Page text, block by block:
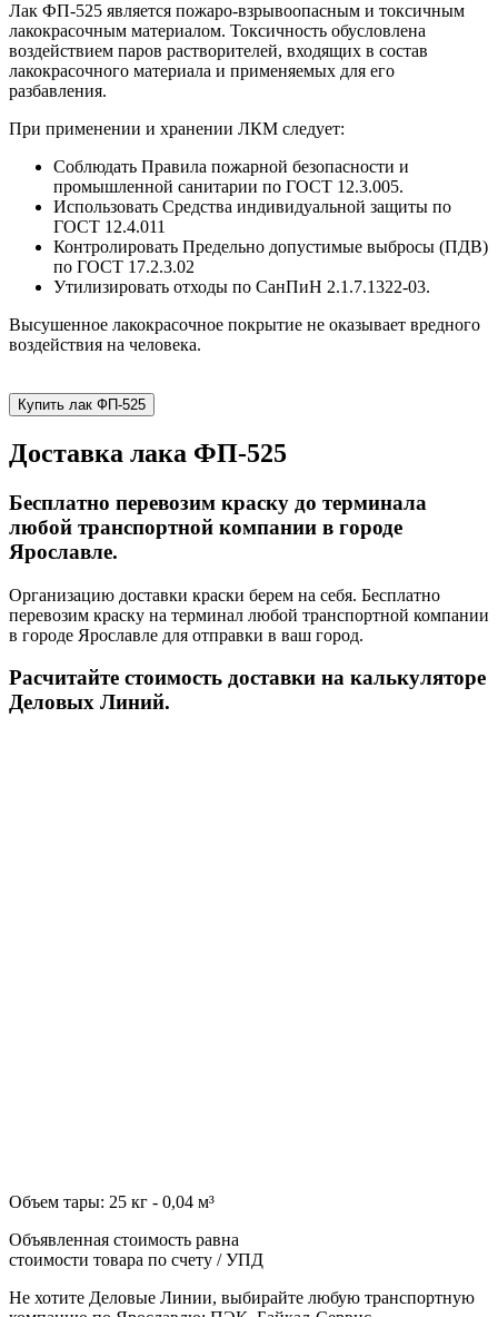
Лак ФП-525 является пожаро-взрывоопасным и токсичным
лакокрасочным материалом. Токсичность обусловлена
воздействием паров растворителей, входящих в состав
лакокрасочного материала и применяемых для его
разбавления.
При применении и хранении ЛКМ следует:
Соблюдать Правила пожарной безопасности и
промышленной санитарии по ГОСТ 12.3.005.
Использовать Средства индивидуальной защиты по
ГОСТ 12.4.011
Контролировать Предельно допустимые выбросы (ПДВ)
по ГОСТ 17.2.3.02
Утилизировать отходы по СанПиН 2.1.7.1322-03.
Высушенное лакокрасочное покрытие не оказывает вредного
воздействия на человека.
Купить лак ФП-525
Доставка лака ФП-525
Бесплатно перевозим краску до терминала
любой транспортной компании в городе
Ярославле.
Организацию доставки краски берем на себя. Бесплатно
перевозим краску на терминал любой транспортной компании
в городе Ярославле для отправки в ваш город.
Расчитайте стоимость доставки на калькуляторе
Деловых Линий.
Объем тары: 25 кг - 0,04 м³
Объявленная стоимость равна
стоимости товара по счету / УПД
Не хотите Деловые Линии, выбирайте любую транспортную